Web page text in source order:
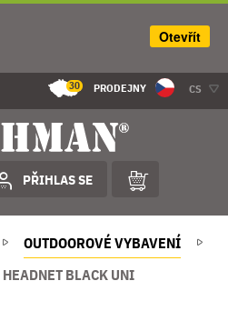
30 PRODEJNY CS
PŘIHLAS SE
OUTDOOROVÉ VYBAVENÍ
BLACK UNI
Otevřít